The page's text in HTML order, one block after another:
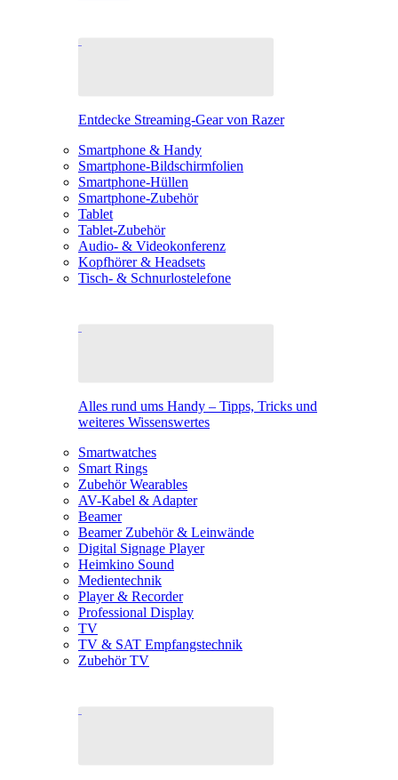
Entdecke Streaming-Gear von Razer
Smartphone & Handy
Smartphone-Bildschirmfolien
Smartphone-Hüllen
Smartphone-Zubehör
Tablet
Tablet-Zubehör
Audio- & Videokonferenz
Kopfhörer & Headsets
Tisch- & Schnurlostelefone
Alles rund ums Handy – Tipps, Tricks und
weiteres Wissenswertes
Smartwatches
Smart Rings
Zubehör Wearables
AV-Kabel & Adapter
Beamer
Beamer Zubehör & Leinwände
Digital Signage Player
Heimkino Sound
Medientechnik
Player & Recorder
Professional Display
TV
TV & SAT Empfangstechnik
Zubehör TV